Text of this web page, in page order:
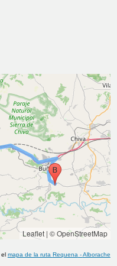
Leaflet| © OpenStreetMap
el mapa de la ruta Requena -Alborache